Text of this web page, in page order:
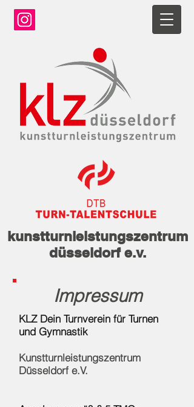
kunstturnleistungszentrum
düsseldorf e.v.
Impressum
KLZ Dein Turnverein für Turnen
und Gymnastik
Kunstturnleistungszentrum
Düsseldorf e.V.